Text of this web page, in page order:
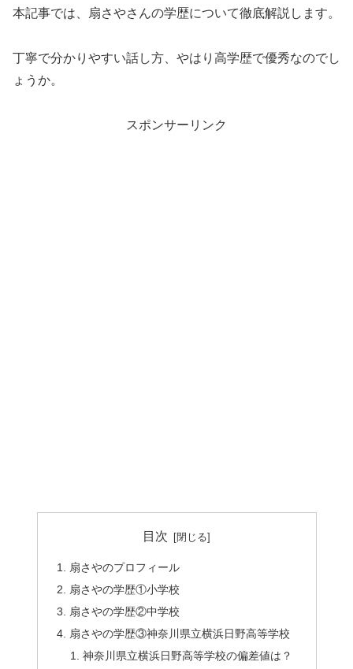
本記事では、扇さやさんの学歴について徹底解説します。
丁寧で分かりやすい話し方、やはり高学歴で優秀なのでし
ょうか。
スポンサーリンク
目次
扇さやのプロフィール
扇さやの学歴①小学校
扇さやの学歴②中学校
扇さやの学歴③神奈川県立横浜日野高等学校
神奈川県立横浜日野高等学校の偏差値は？